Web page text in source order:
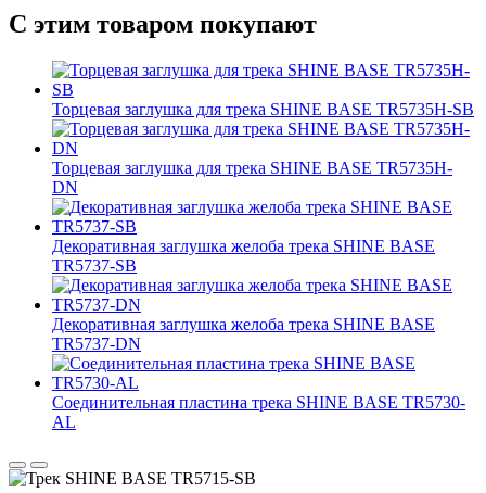
С этим товаром покупают
Торцевая заглушка для трека SHINE BASE TR5735H-SB
Торцевая заглушка для трека SHINE BASE TR5735H-
DN
Декоративная заглушка желоба трека SHINE BASE
TR5737-SB
Декоративная заглушка желоба трека SHINE BASE
TR5737-DN
Соединительная пластина трека SHINE BASE TR5730-
AL